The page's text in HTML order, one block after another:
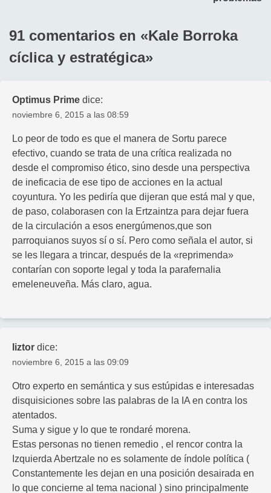
91 comentarios en «Kale Borroka
cíclica y estratégica»
Optimus Prime dice:
noviembre 6, 2015 a las 08:59
Lo peor de todo es que el manera de Sortu parece
efectivo, cuando se trata de una crítica realizada no
desde el compromiso ético, sino desde una perspectiva
de ineficacia de ese tipo de acciones en la actual
coyuntura. Yo les pediría que dijeran que está mal y que,
de paso, colaborasen con la Ertzaintza para dejar fuera
de la circulación a esos energúmenos,que son
parroquianos suyos sí o sí. Pero como señala el autor, si
se les llegara a trincar, después de la «reprimenda»
contarían con soporte legal y toda la parafernalia
emeleneuveña. Más claro, agua.
liztor dice:
noviembre 6, 2015 a las 09:09
Otro experto en semántica y sus estúpidas e interesadas
disquisiciones sobre las palabras de la IA en contra los
atentados.
Suma y sigue y lo que te rondaré morena.
Estas personas no tienen remedio , el rencor contra la
Izquierda Abertzale no es solamente de índole política (
Constantemente les dejan en una posición desairada en
lo que concierne al tema nacional ) sino principalmente